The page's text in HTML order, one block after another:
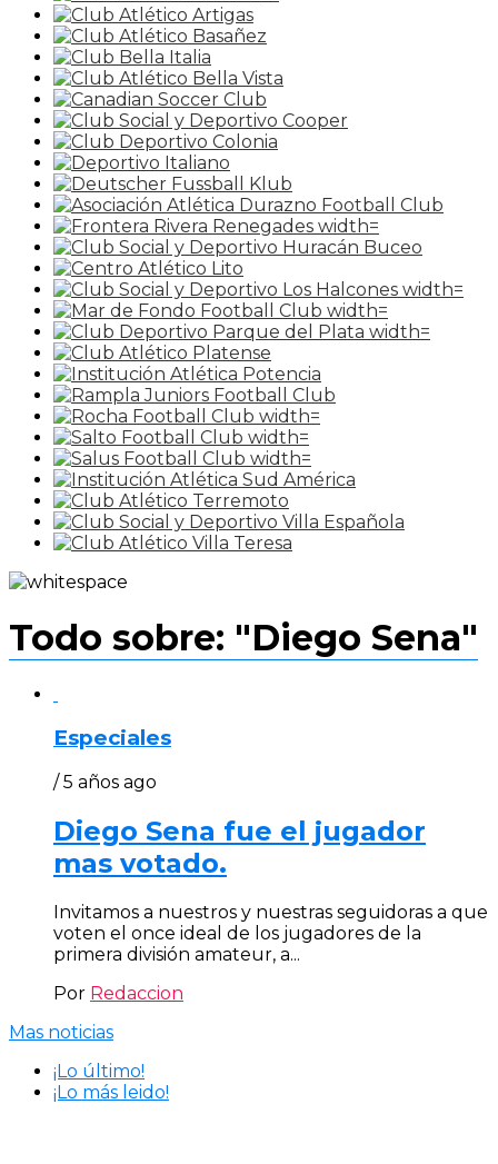
Todo sobre: "Diego Sena"
Especiales
/ 5 años ago
Diego Sena fue el jugador
mas votado.
Invitamos a nuestros y nuestras seguidoras a que
voten el once ideal de los jugadores de la
primera división amateur, a...
Por Redaccion
Mas noticias
¡Lo último!
¡Lo más leido!